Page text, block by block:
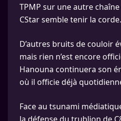
TPMP sur une autre
CStar semble tenir la corde.
D’autres bruits de couloir
mais rien n’est encore
Hanouna continuera son
où il officie déjà
Face au tsunami